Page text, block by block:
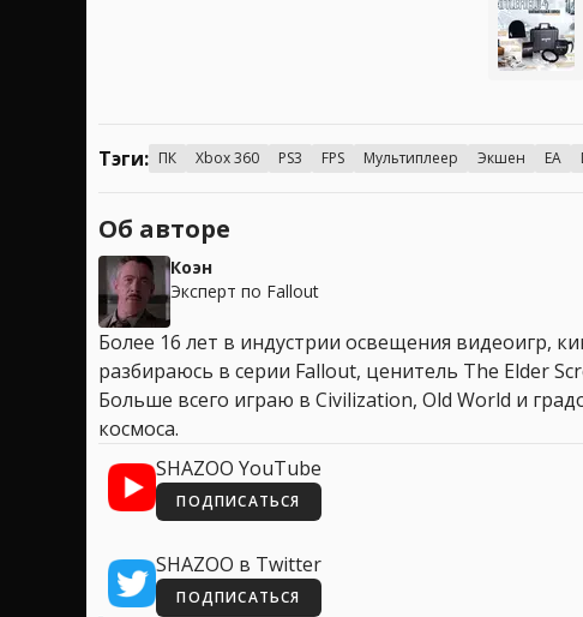
Тэги: ПК Xbox 360 PS3 FPS Мультиплеер Экшен EA
Об авторе
Коэн
Эксперт по Fallout
Более 16 лет в индустрии освещения видеоигр,
разбираюсь в серии Fallout, ценитель The Elder
Больше всего играю в Civilization, Old World и
космоса.
SHAZOO YouTube
ПОДПИСАТЬСЯ
SHAZOO в Twitter
ПОДПИСАТЬСЯ